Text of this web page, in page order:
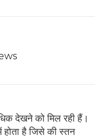
देखने को मिल रही हैं।
है जिसे की स्तन